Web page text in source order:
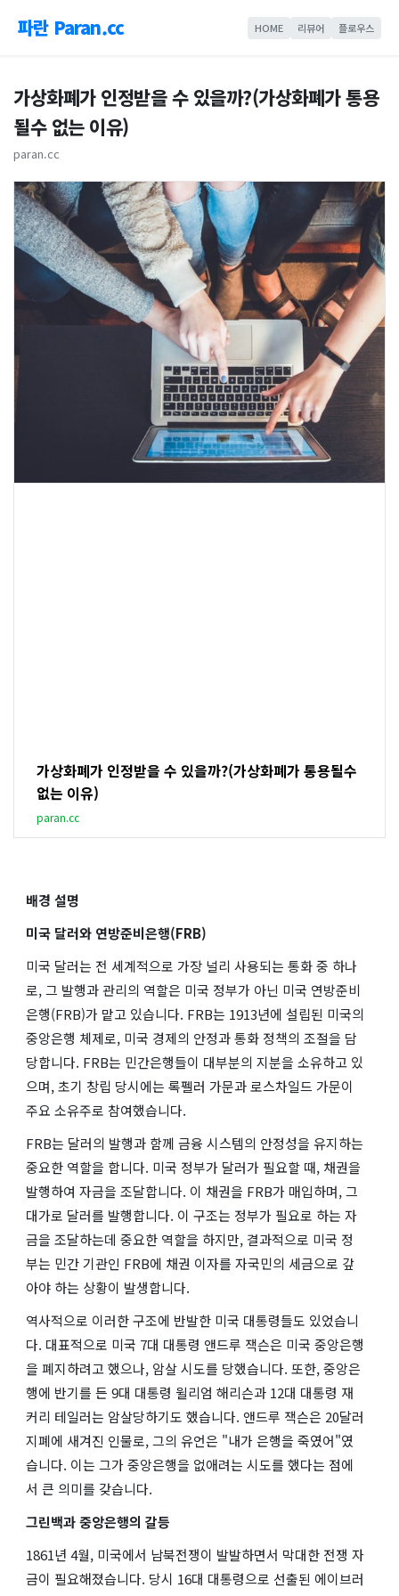
파란 Paran.cc HOME 리뷰어 플로우스
가상화폐가 인정받을 수 있을까?(가상화폐가 통용
될수 없는 이유)
paran.cc
가상화폐가 인정받을 수 있을까?(가상화폐가 통용될수
없는 이유)
paran.cc
배경 설명
미국 달러와 연방준비은행(FRB)
미국 달러는 전 세계적으로 가장 널리 사용되는 통화 중 하나
로, 그 발행과 관리의 역할은 미국 정부가 아닌 미국 연방준비
은행(FRB)가 맡고 있습니다. FRB는 1913년에 설립된 미국의
중앙은행 체제로, 미국 경제의 안정과 통화 정책의 조절을 담
당합니다. FRB는 민간은행들이 대부분의 지분을 소유하고 있
으며, 초기 창립 당시에는 록펠러 가문과 로스차일드 가문이
주요 소유주로 참여했습니다.
FRB는 달러의 발행과 함께 금융 시스템의 안정성을 유지하는
중요한 역할을 합니다. 미국 정부가 달러가 필요할 때, 채권을
발행하여 자금을 조달합니다. 이 채권을 FRB가 매입하며, 그
대가로 달러를 발행합니다. 이 구조는 정부가 필요로 하는 자
금을 조달하는데 중요한 역할을 하지만, 결과적으로 미국 정
부는 민간 기관인 FRB에 채권 이자를 자국민의 세금으로 갚
아야 하는 상황이 발생합니다.
역사적으로 이러한 구조에 반발한 미국 대통령들도 있었습니
다. 대표적으로 미국 7대 대통령 앤드루 잭슨은 미국 중앙은행
을 폐지하려고 했으나, 암살 시도를 당했습니다. 또한, 중앙은
행에 반기를 든 9대 대통령 윌리엄 해리슨과 12대 대통령 재
커리 테일러는 암살당하기도 했습니다. 앤드루 잭슨은 20달러
지폐에 새겨진 인물로, 그의 유언은 "내가 은행을 죽였어"였
습니다. 이는 그가 중앙은행을 없애려는 시도를 했다는 점에
서 큰 의미를 갖습니다.
그린백과 중앙은행의 갈등
1861년 4월, 미국에서 남북전쟁이 발발하면서 막대한 전쟁 자
금이 필요해졌습니다. 당시 16대 대통령으로 선출된 에이브러